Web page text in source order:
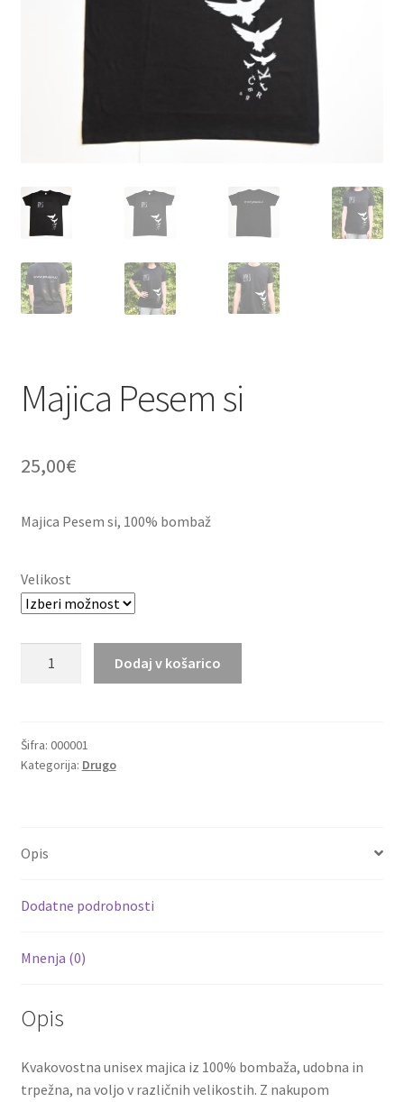
Majica Pesem si
25,00€
Majica Pesem si, 100% bombaž
Velikost
Dodaj v košarico
Šifra: 000001
Kategorija: Drugo
Opis
Dodatne podrobnosti
Mnenja (0)
Opis
Kvakovostna unisex majica iz 100% bombaža, udobna in
trpežna, na voljo v različnih velikostih. Z nakupom